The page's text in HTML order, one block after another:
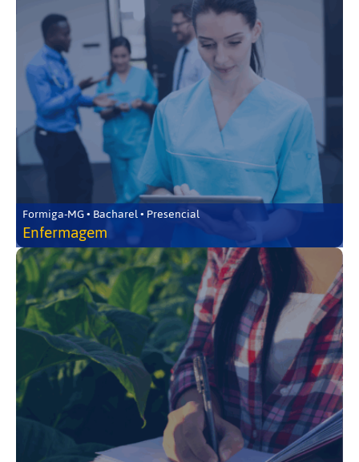
Formiga-MG • Bacharel • Presencial
Enfermagem